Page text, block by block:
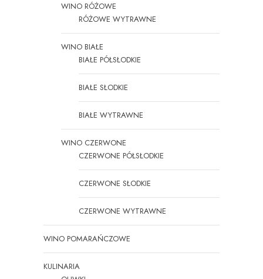
WINO RÓŻOWE
RÓŻOWE WYTRAWNE
WINO BIAŁE
BIAŁE PÓŁSŁODKIE
BIAŁE SŁODKIE
BIAŁE WYTRAWNE
WINO CZERWONE
CZERWONE PÓŁSŁODKIE
CZERWONE SŁODKIE
CZERWONE WYTRAWNE
WINO POMARAŃCZOWE
KULINARIA